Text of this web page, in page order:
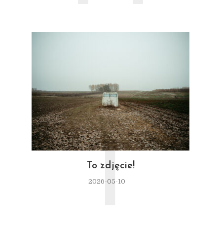
To zdjęcie!
2026-05-10
T